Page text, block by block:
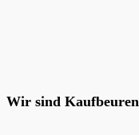
Wir sind Kaufbeuren